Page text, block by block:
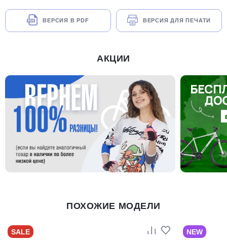
ВЕРСИЯ В PDF ВЕРСИЯ ДЛЯ ПЕЧАТИ
АКЦИИ
ПОХОЖИЕ МОДЕЛИ
SALE NEW